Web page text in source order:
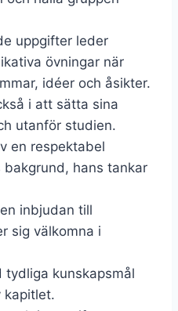
uppgifter leder
övningar när
idéer och åsikter.
i att sätta sina
utanför studien.
en respektabel
hans tankar
inbjudan till
sig välkomna i
tydliga kunskapsmål
kapitlet.